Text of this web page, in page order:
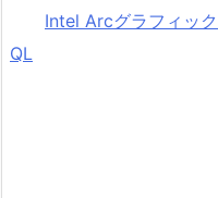
Intel Arcグラフィッ
QL